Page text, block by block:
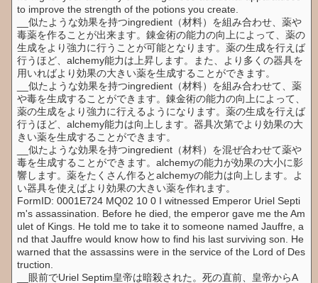
to improve the strength of the potions you create.
__似たような効果を持つingredient（材料）を組み合わせ、薬や
毒薬を作ることが出来ます。錬金術の能力の向上によって、薬の
生成をより強力に行うことが可能となります。薬の生成を行えば
行うほど、alchemy能力は上昇します。また、より多くの器具を
用いればより効果の大きい薬を生成することができます。
__似たような効果を持つingredient（材料）を組み合わせて、薬
や毒を生成することができます。錬金術の能力の向上によって、
薬の生成をより強力に行えるようになります。薬の生成を行えば
行うほど、alchemy能力は向上します。器具次第でより効果の大
きい薬を生成することができます。
__似たような効果を持つingredient（材料）を混ぜ合わせて薬や
毒を生成することができます。alchemyの能力が効果の大小に影
響します。薬をたくさん作るとalchemyの能力は向上します。よ
い器具を使えばより効果の大きい薬を作れます。
FormID: 0001E724 MQ02 10 0 I witnessed Emperor Uriel Septi
m's assassination. Before he died, the emperor gave me the Am
ulet of Kings. He told me to take it to someone named Jauffre, a
nd that Jauffre would know how to find his last surviving son. He
warned that the assassins were in the service of the Lord of Des
truction.
__眼前でUriel Septim皇帝は暗殺された。死の直前、皇帝からA